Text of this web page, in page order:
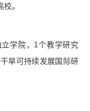
。
学院，1个教学研究
旱可持续发展国际研